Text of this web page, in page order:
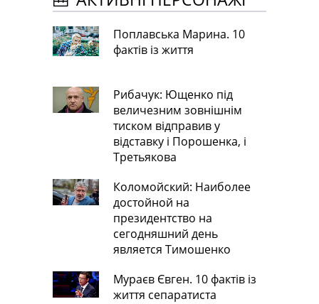
Поплавська Марина. 10
фактів із життя
Рибачук: Ющенко під
величезним зовнішнім
тиском відправив у
відставку і Порошенка, і
Третьякова
Коломойский: Наиболее
достойной на
президентство на
сегодняшний день
является Тимошенко
Мураєв Євген. 10 фактів із
життя сепаратиста